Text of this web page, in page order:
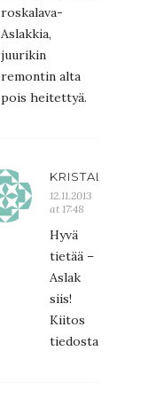
roskalava-
Aslakkia,
juurikin
remontin alta
pois heitettyä.
KRISTALIINA
12.11.2013
at 17:48
Hyvä
tietää –
Aslak
siis!
Kiitos
tiedosta!